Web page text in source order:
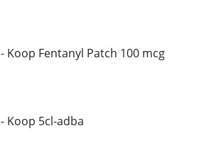
- Koop Fentanyl Patch 100 mcg
- Koop 5cl-adba